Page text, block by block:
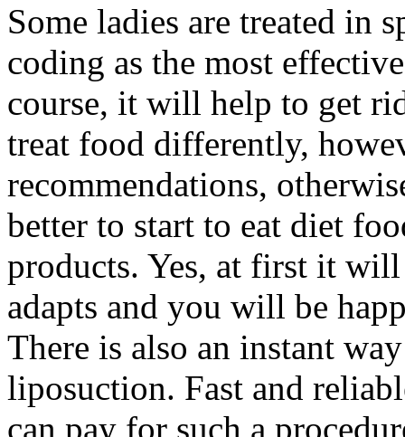
Some ladies are treated in
coding as the most
course, it will help to get
treat food differently,
recommendations,
better to start to eat diet
products. Yes, at first it
adapts and you will be
There is also an instant
liposuction. Fast and
can pay for such a